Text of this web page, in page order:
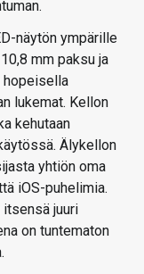
näytön ympärille
mm paksu ja
hopeisella
lukemat. Kellon
kehutaan
Älykellon
yhtiön oma
iOS-puhelimia.
juuri
on tuntematon